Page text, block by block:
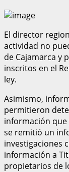
El director
actividad no
de Cajamarca y
inscritos en el
ley.
Asimismo,
permitieron
información que
se remitió un
investigaciones
información a
propietarios de